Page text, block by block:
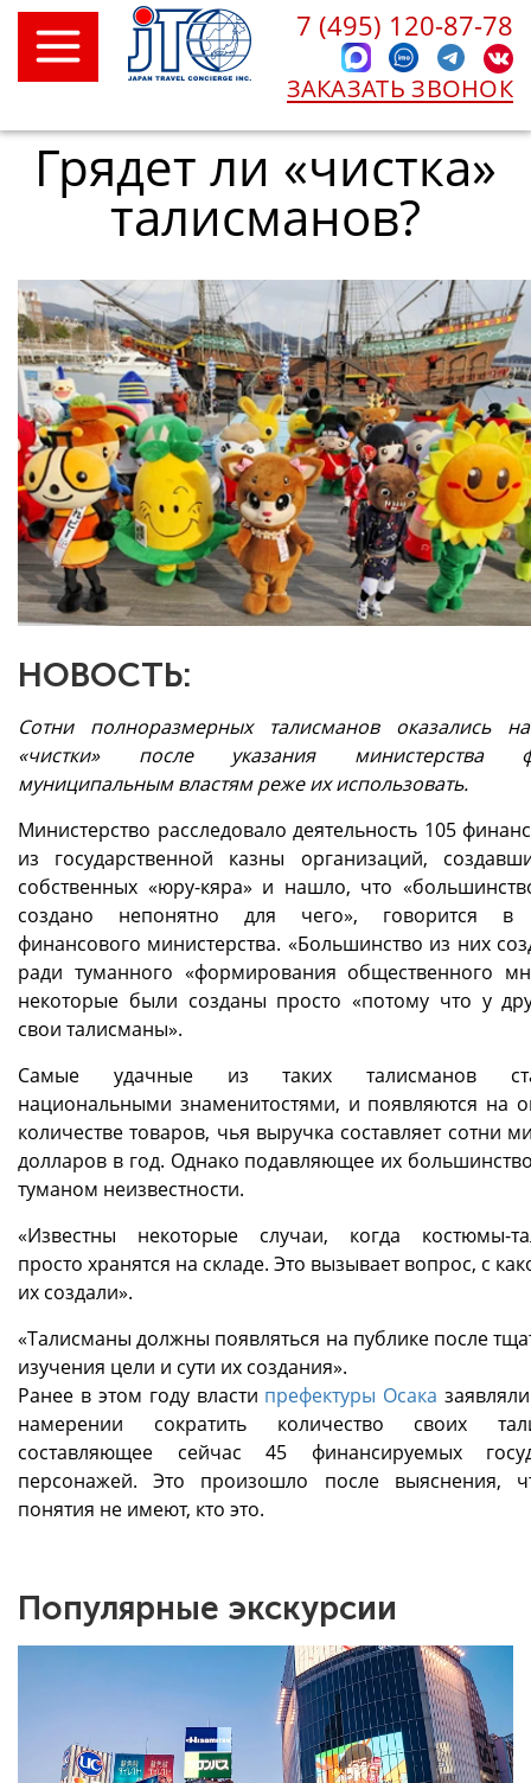
7 (495) 120-87-78
ЗАКАЗАТЬ ЗВОНОК
Грядет ли «чистка»
талисманов?
НОВОСТЬ:
Сотни полноразмерных талисманов оказались
«чистки» после указания министерства
муниципальным властям реже их использовать.
Министерство расследовало деятельность 105
из государственной казны организаций,
собственных «юру-кяра» и нашло, что
создано непонятно для чего», говорится в
финансового министерства. «Большинство из них
ради туманного «формирования общественного
некоторые были созданы просто «потому что у
свои талисманы».
Самые удачные из таких талисманов
национальными знаменитостями, и появляются на
количестве товаров, чья выручка составляет сотни
долларов в год. Однако подавляющее их
туманом неизвестности.
«Известны некоторые случаи, когда костюмы-
просто хранятся на складе. Это вызывает вопрос, с
их создали».
«Талисманы должны появляться на публике после
изучения цели и сути их создания».
Ранее в этом году власти префектуры Осака
намерении сократить количество своих
составляющее сейчас 45 финансируемых
персонажей. Это произошло после выяснения,
понятия не имеют, кто это.
Популярные экскурсии